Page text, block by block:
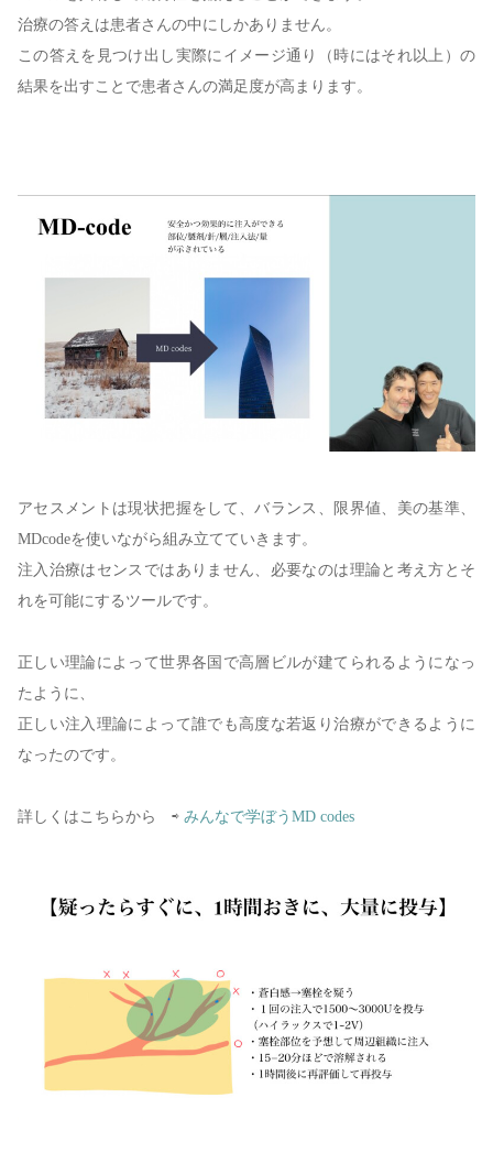
治療の答えは患者さんの中にしかありません。
この答えを見つけ出し実際にイメージ通り（時にはそれ以上）の
結果を出すことで患者さんの満足度が高まります。
アセスメントは現状把握をして、バランス、限界値、美の基準、
MDcodeを使いながら組み立てていきます。
注入治療はセンスではありません、必要なのは理論と考え方とそ
れを可能にするツールです。
正しい理論によって世界各国で高層ビルが建てられるようになっ
たように、
正しい注入理論によって誰でも高度な若返り治療ができるように
なったのです。
詳しくはこちらから ⇨ みんなで学ぼうMD codes